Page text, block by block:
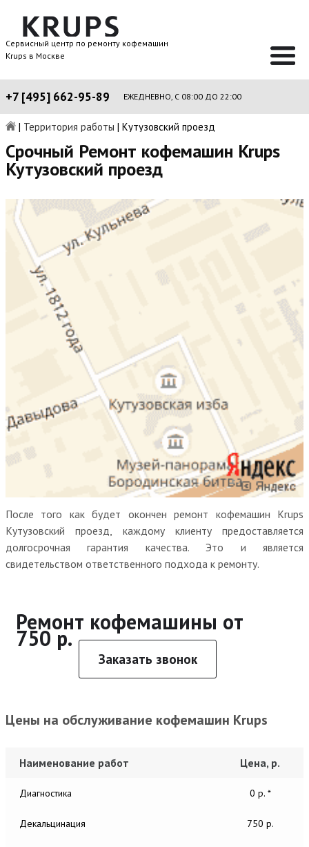
Сервисный центр по ремонту кофемашин
Krups в Москве
+7 [495] 662-95-89 ЕЖЕДНЕВНО, С 08:00 ДО 22:00
| Территория работы | Кутузовский проезд
Срочный Ремонт кофемашин Krups
Кутузовский проезд
После того как будет окончен ремонт кофемашин Krups
Кутузовский проезд, каждому клиенту предоставляется
долгосрочная гарантия качества. Это и является
свидетельством ответственного подхода к ремонту.
Ремонт кофемашины от
750 р.
Заказать звонок
Цены на обслуживание кофемашин Krups
Наименование работ Цена, р.
Диагностика 0 р. *
Декальцинация 750 р.